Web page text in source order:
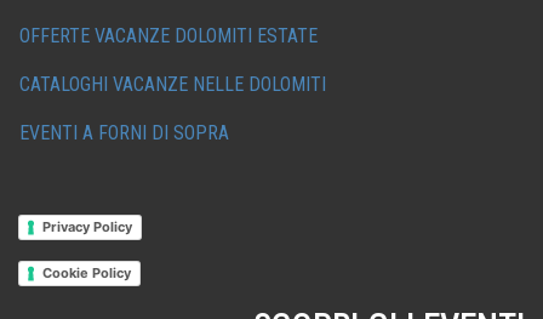
OFFERTE VACANZE DOLOMITI ESTATE
CATALOGHI VACANZE NELLE DOLOMITI
EVENTI A FORNI DI SOPRA
Privacy Policy
Cookie Policy